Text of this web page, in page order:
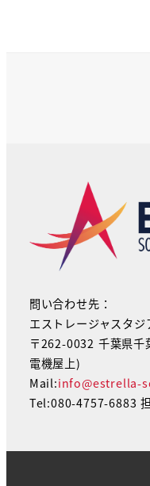
問い合わせ先：
エストレージャスタジ
〒262-0032 千葉県千
電機屋上)
Mail:info@estrella-
Tel:080-4757-6883